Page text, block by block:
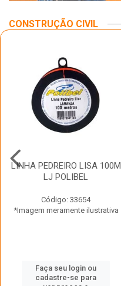
CONSTRUÇÃO CIVIL
LINHA PEDREIRO LISA 100M
LJ POLIBEL
Código: 33654
*Imagem meramente ilustrativa
Faça seu login ou
cadastre-se para